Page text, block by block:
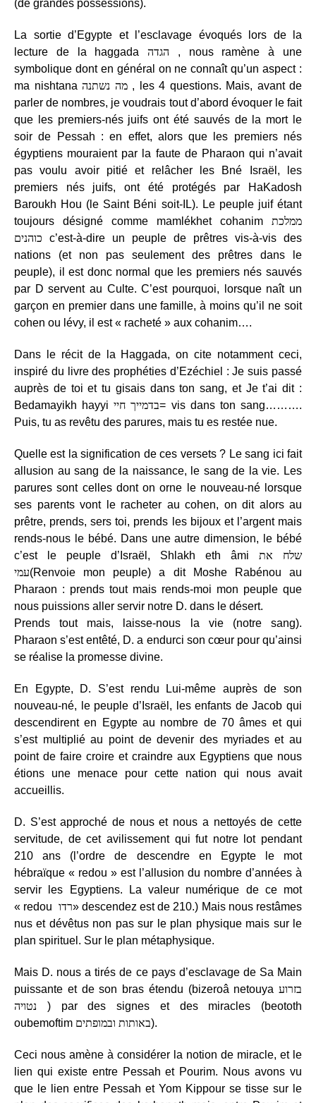
(de grandes possessions).
La sortie d’Egypte et l’esclavage évoqués lors de la
lecture de la haggada
, nous ramène à une
symbolique dont en général on ne connaît qu’un aspect :
ma nishtana
מה נשתנה , les 4 questions. Mais, avant de
parler de nombres, je voudrais tout d’abord évoquer le fait
que les premiers-nés juifs ont été sauvés de la mort le
soir de Pessah : en effet, alors que les premiers nés
égyptiens mouraient par la faute de Pharaon qui n’avait
pas voulu avoir pitié et relâcher les Bné Israël, les
premiers nés juifs, ont été protégés par HaKadosh
Baroukh Hou (le Saint Béni soit-IL). Le peuple juif étant
toujours désigné comme mamlékhet cohanim
ממלכת
c’est-à-dire un peuple de prêtres vis-à-vis des
nations (et non pas seulement des prêtres dans le
peuple), il est donc normal que les premiers nés sauvés
par D servent au Culte. C’est pourquoi, lorsque naît un
garçon en premier dans une famille, à moins qu’il ne soit
cohen ou lévy, il est « racheté » aux cohanim….
Dans le récit de la Haggada, on cite notamment ceci,
inspiré du livre des prophéties d’Ezéchiel : Je suis passé
auprès de toi et tu gisais dans ton sang, et Je t’ai dit :
Bedamayikh hayyiבדמייך חיי= vis dans ton sang……….
Puis, tu as revêtu des parures, mais tu es restée nue.
Quelle est la signification de ces versets ? Le sang ici fait
allusion au sang de la naissance, le sang de la vie. Les
parures sont celles dont on orne le nouveau-né lorsque
ses parents vont le racheter au cohen, on dit alors au
prêtre, prends, sers toi, prends les bijoux et l’argent mais
rends-nous le bébé. Dans une autre dimension, le bébé
c’est le peuple d’Israël, Shlakh eth âmi שלח את
עמי(Renvoie mon peuple) a dit Moshe Rabénou au
Pharaon : prends tout mais rends-moi mon peuple que
nous puissions aller servir notre D. dans le désert.
Prends tout mais, laisse-nous la vie (notre sang).
Pharaon s’est entêté, D. a endurci son cœur pour qu’ainsi
se réalise la promesse divine.
En Egypte, D. S’est rendu Lui-même auprès de son
nouveau-né, le peuple d’Israël, les enfants de Jacob qui
descendirent en Egypte au nombre de 70 âmes et qui
s’est multiplié au point de devenir des myriades et au
point de faire croire et craindre aux Egyptiens que nous
étions une menace pour cette nation qui nous avait
accueillis.
D. S’est approché de nous et nous a nettoyés de cette
servitude, de cet avilissement qui fut notre lot pendant
210 ans (l’ordre de descendre en Egypte le mot
hébraïque « redou » est l’allusion du nombre d’années à
servir les Egyptiens. La valeur numérique de ce mot
« redou רדו» descendez est de 210.) Mais nous restâmes
nus et dévêtus non pas sur le plan physique mais sur le
plan spirituel. Sur le plan métaphysique.
Mais D. nous a tirés de ce pays d’esclavage de Sa Main
puissante et de son bras étendu (bizeroâ netouya בזרוע
) par des signes et des miracles (beototh
oubemoftim באותות ובמופתים).
Ceci nous amène à considérer la notion de miracle, et le
lien qui existe entre Pessah et Pourim. Nous avons vu
que le lien entre Pessah et Yom Kippour se tisse sur le